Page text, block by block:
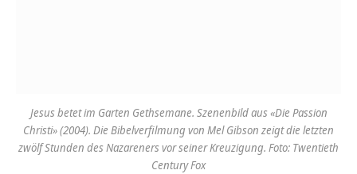
Jesus betet im Garten Gethsemane. Szenenbild aus «Die Passion
Christi» (2004). Die Bibelverfilmung von Mel Gibson zeigt die letzten
zwölf Stunden des Nazareners vor seiner Kreuzigung. Foto: Twentieth
Century Fox